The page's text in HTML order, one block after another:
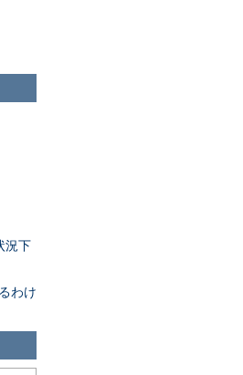
況下
わけ